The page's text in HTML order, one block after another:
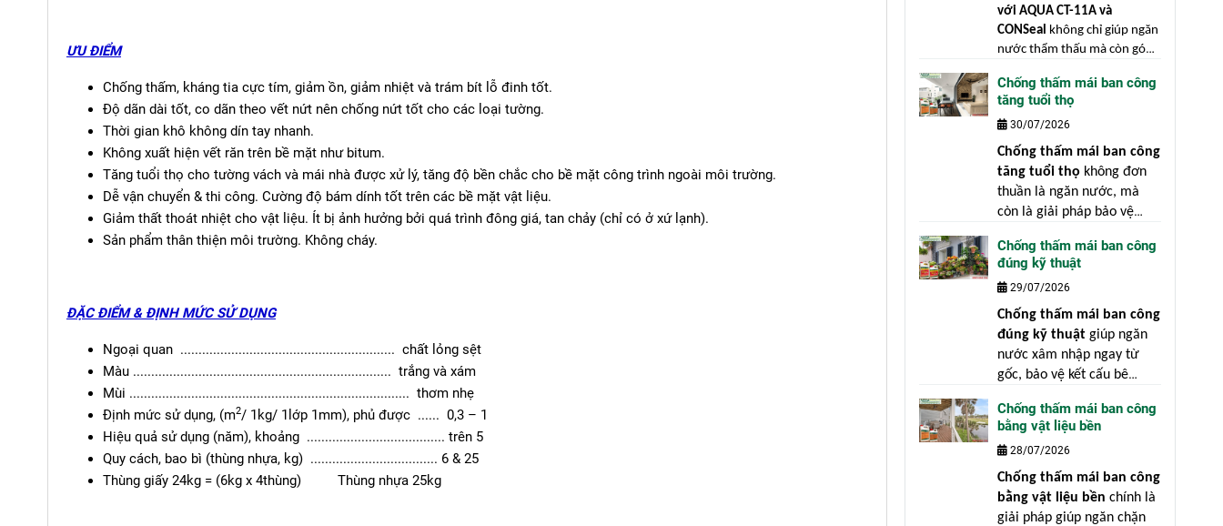
ƯU ĐIỂM
Chống thấm, kháng tia cực tím, giảm ồn, giảm nhiệt và trám bít lỗ đinh tốt.
Độ dãn dài tốt, co dãn theo vết nứt nên chống nứt tốt cho các loại tường.
Thời gian khô không dín tay nhanh.
Không xuất hiện vết răn trên bề mặt như bitum.
Tăng tuổi thọ cho tường vách và mái nhà được xử lý, tăng độ bền chắc cho bề mặt công trình ngoài môi trường.
Dễ vận chuyển & thi công. Cường độ bám dính tốt trên các bề mặt vật liệu.
Giảm thất thoát nhiệt cho vật liệu. Ít bị ảnh hưởng bởi quá trình đông giá, tan chảy (chỉ có ở xứ lạnh).
Sản phẩm thân thiện môi trường. Không cháy.
ĐẶC ĐIỂM & ĐỊNH MỨC SỬ DỤNG
Ngoại quan ........................................................... chất lỏng sệt
Màu ....................................................................... trắng và xám
Mùi ............................................................................. thơm nhẹ
Định mức sử dụng, (m2/ 1kg/ 1lớp 1mm), phủ được ...... 0,3 – 1
Hiệu quả sử dụng (năm), khoảng ...................................... trên 5
Quy cách, bao bì (thùng nhựa, kg) ................................... 6 & 25
Thùng giấy 24kg = (6kg x 4thùng) Thùng nhựa 25kg
đẹp mộc mạc, bền màu và
mang giá trị thẩm mỹ cao.
với AQUA CT-11A và
CONSeal không chỉ giúp ngăn
nước thẩm thấu mà còn góp
công trình trước những tác
động của môi trường. Mái
ban công là một trong những
hạng mục chịu tác động khắc
nghiệt nhất của thời tiết.
Chống thấm mái ban công
tăng tuổi thọ
30/07/2026
Chống thấm mái ban công
tăng tuổi thọ không đơn
thuần là ngăn nước, mà
còn là giải pháp bảo vệ
"Phòng bệnh hơn chữa
bệnh" là nguyên tắc luôn
đúng trong xây dựng.
Chống thấm mái ban công
đúng kỹ thuật
29/07/2026
Chống thấm mái ban công
đúng kỹ thuật giúp ngăn
nước xâm nhập ngay từ
gốc, bảo vệ kết cấu bê
chữa và nâng cao tuổi thọ
công trình. Nguyên nhân
chủ yếu không nằm ở vật
liệu mà xuất phát từ việc
xử lý bề mặt chưa đạt yêu
cầu, thi công sai kỹ thuật
Chống thấm mái ban công
bằng vật liệu bền
28/07/2026
Chống thấm mái ban công
bằng vật liệu bền chính là
giải pháp giúp ngăn chặn